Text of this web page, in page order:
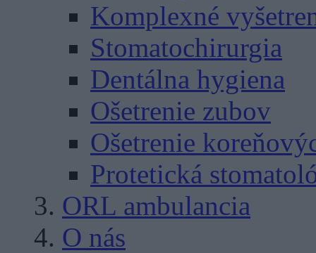
Komplexné
Stomatochirurgia
Dentálna hygiena
Ošetrenie zubov
Ošetrenie
Protetická
ORL ambulancia
O nás